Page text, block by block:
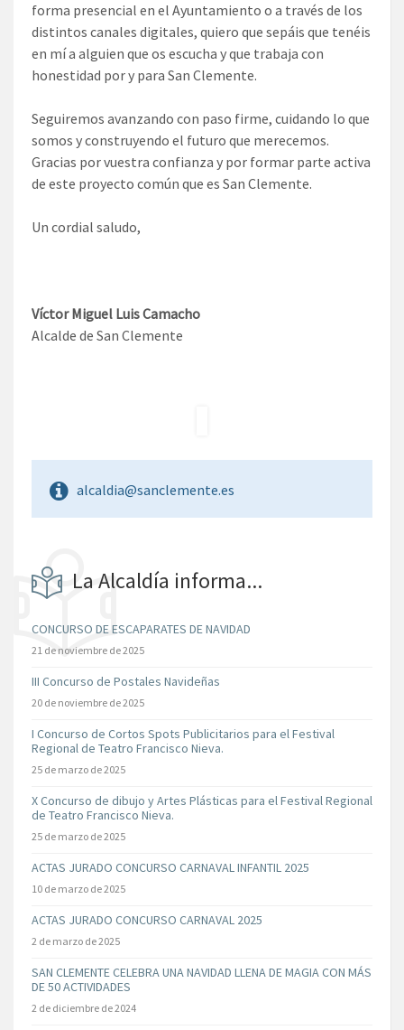
forma presencial en el Ayuntamiento o a través de los
distintos canales digitales, quiero que sepáis que tenéis
en mí a alguien que os escucha y que trabaja con
honestidad por y para San Clemente.
Seguiremos avanzando con paso firme, cuidando lo que
somos y construyendo el futuro que merecemos.
Gracias por vuestra confianza y por formar parte activa
de este proyecto común que es San Clemente.
Un cordial saludo,
Víctor Miguel Luis Camacho
Alcalde de San Clemente
alcaldia@sanclemente.es
La Alcaldía informa...
CONCURSO DE ESCAPARATES DE NAVIDAD
21 de noviembre de 2025
III Concurso de Postales Navideñas
20 de noviembre de 2025
I Concurso de Cortos Spots Publicitarios para el Festival
Regional de Teatro Francisco Nieva.
25 de marzo de 2025
X Concurso de dibujo y Artes Plásticas para el Festival Regional
de Teatro Francisco Nieva.
25 de marzo de 2025
ACTAS JURADO CONCURSO CARNAVAL INFANTIL 2025
10 de marzo de 2025
ACTAS JURADO CONCURSO CARNAVAL 2025
2 de marzo de 2025
SAN CLEMENTE CELEBRA UNA NAVIDAD LLENA DE MAGIA CON MÁS
DE 50 ACTIVIDADES
2 de diciembre de 2024